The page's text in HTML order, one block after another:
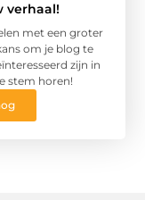
verhaal!
met een groter
om je blog te
zijn in
stem horen!